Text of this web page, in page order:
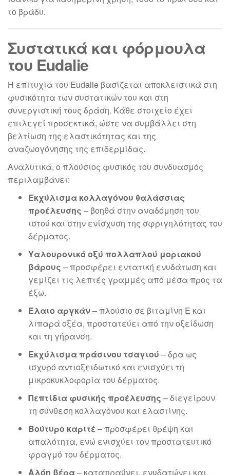
το βράδυ.
Συστατικά και φόρμουλα
του Eudalie
Η επιτυχία του Eudalie βασίζεται αποκλειστικά στη
φυσικότητα των συστατικών του και στη
συνεργιστική τους δράση. Κάθε στοιχείο έχει
επιλεγεί προσεκτικά, ώστε να συμβάλλει στη
βελτίωση της ελαστικότητας και της
αναζωογόνησης της επιδερμίδας.
Αναλυτικά, ο πλούσιος φυσικός του συνδυασμός
περιλαμβάνει:
Εκχύλισμα κολλαγόνου θαλάσσιας
προέλευσης – βοηθά στην αναδόμηση του
ιστού και στην ενίσχυση της σφριγηλότητας του
δέρματος.
Υαλουρονικό οξύ πολλαπλού μοριακού
βάρους – προσφέρει εντατική ενυδάτωση και
γεμίζει τις λεπτές γραμμές από μέσα προς τα
έξω.
Έλαιο αργκάν– πλούσιο σε βιταμίνη Ε και
λιπαρά οξέα, προστατεύει από την οξείδωση
και τη γήρανση.
Εκχύλισμα πράσινου τσαγιού – δρα ως
ισχυρό αντιοξειδωτικό και ενισχύει τη
μικροκυκλοφορία του δέρματος.
Πεπτίδια φυσικής προέλευσης – διεγείρουν
τη σύνθεση κολλαγόνου και ελαστίνης.
Βούτυρο καριτέ – προσφέρει θρέψη και
απαλότητα, ενώ ενισχύει τον προστατευτικό
φραγμό του δέρματος.
Αλόη βέρα– καταπραΰνει, ενυδατώνει και